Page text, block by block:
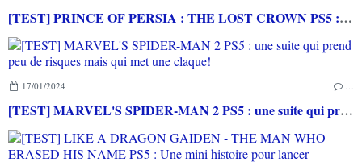
[TEST] PRINCE OF PERSIA : THE LOST CROWN PS5 : un retour en force pour une licence mythique!
17/01/2024
[TEST] MARVEL'S SPIDER-MAN 2 PS5 : une suite qui prend peu de risques mais qui met une claque!